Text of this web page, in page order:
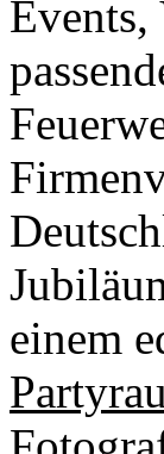
Events,
einem